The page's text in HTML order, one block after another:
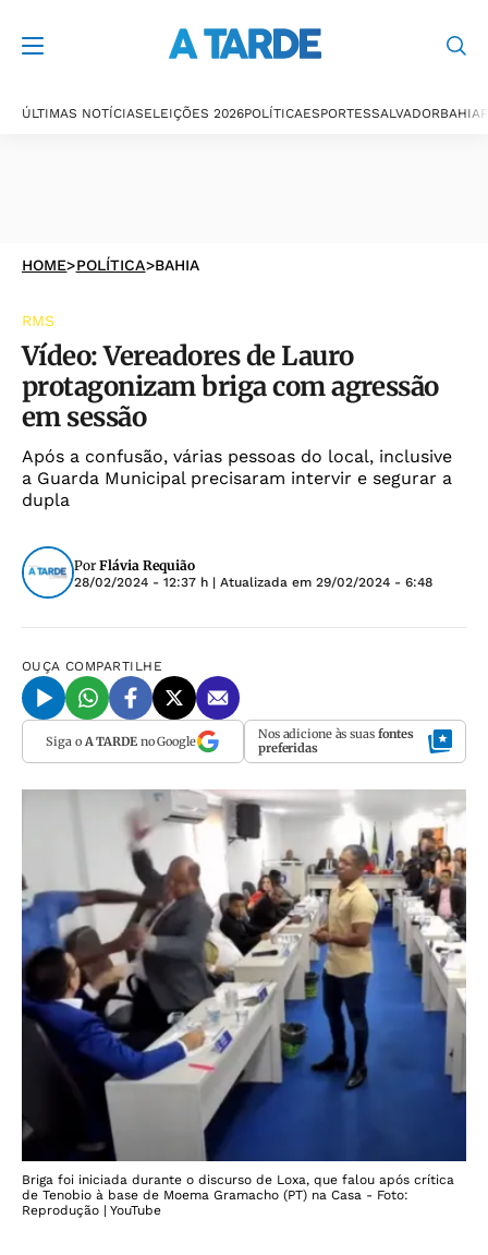
ÚLTIMAS NOTÍCIASELEIÇÕES 2026POLÍTICAESPORTESSALVADORBAHIA
HOME>POLÍTICA>BAHIA
RMS
Vídeo: Vereadores de Lauro
protagonizam briga com agressão
em sessão
Após a confusão, várias pessoas do local, inclusive
a Guarda Municipal precisaram intervir e segurar a
dupla
Por Flávia Requião
28/02/2024 - 12:37 h | Atualizada em 29/02/2024 - 6:48
OUÇA COMPARTILHE
Siga o A TARDEno Google Nos adicione às suas fontes
preferidas
Briga foi iniciada durante o discurso de Loxa, que falou após crítica
de Tenobio à base de Moema Gramacho (PT) na Casa - Foto:
Reprodução | YouTube